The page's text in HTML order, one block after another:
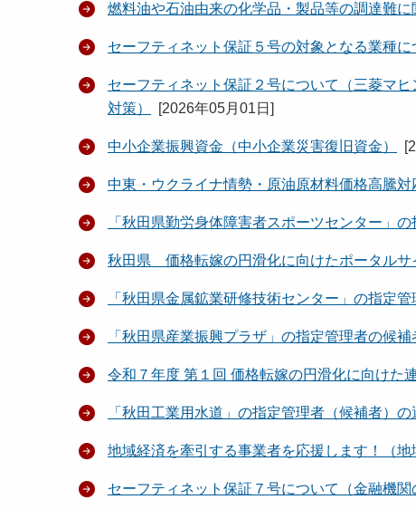
燃料油や石油由来の化学品・製品等の調達難
セーフティネット保証５号の対象となる業種に
セーフティネット保証２号について（三菱マ
対策）
[2026年05月01日 ]
中小企業振興資金（中小企業災害復旧資金） [
中東・ウクライナ情勢・原油原材料価格高騰
「秋田県勤労身体障害者スポーツセンター」
秋田県 価格転嫁の円滑化に向けたポータルサ
「秋田県金属鉱業研修技術センター」の指定
「秋田県産業振興プラザ」の指定管理者の候
令和７年度 第１回 価格転嫁の円滑化に向けた
「秋田工業用水道」の指定管理者（候補者）
地域経済を牽引する事業者を応援します！（
セーフティネット保証７号について（金融機